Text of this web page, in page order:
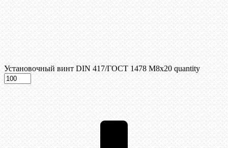
Установочный винт DIN 417/ГОСТ 1478 М8х20 quantity